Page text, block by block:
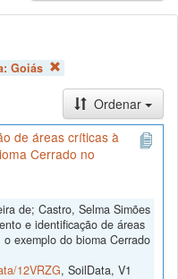
Goiás
Ordenar
de áreas críticas à
Cerrado no
de; Castro, Selma Simões
e identificação de áreas
exemplo do bioma Cerrado
12VRZG, SoilData, V1